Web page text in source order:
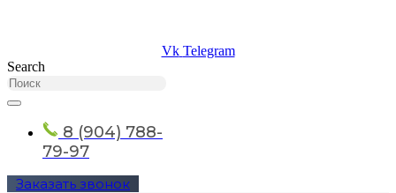
Vk Telegram
Search
8 (904) 788-
79-97
Заказать звонок